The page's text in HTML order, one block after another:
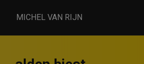
MICHEL VAN RIJN